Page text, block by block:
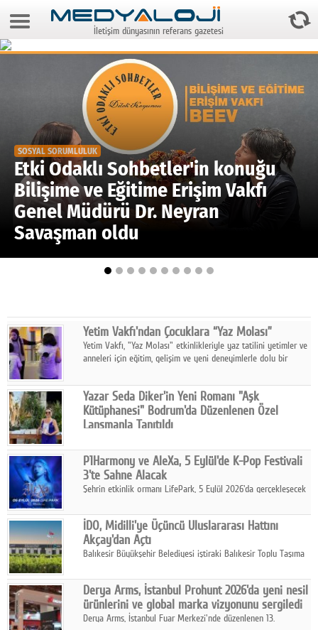
8 Ağustos 2026 7:27:40
Video Galeri
Gazeteler
Medya
Reyting-tiraj
Teknoloji
Televizyon
Facebook
Diziler
Karikatür
Youtube
Polemik
Reklam
Yazarlar
Künye
SOSYAL MEDYA
Facebook
Twitter
İletişim dünyasının referans gazetesi
SOSYAL SORUMLULUK
Etki Odaklı Sohbetler'in konuğu
Bilişime ve Eğitime Erişim Vakfı
Genel Müdürü Dr. Neyran
Savaşman oldu
Yetim Vakfı'ndan Çocuklara “Yaz Molası”
Yetim Vakfı, "Yaz Molası" etkinlikleriyle yaz tatilini yetimler ve
anneleri için eğitim, gelişim ve yeni deneyimlerle dolu bir
Yazar Seda Diker'in Yeni Romanı "Aşk
Kütüphanesi" Bodrum'da Düzenlenen Özel
Lansmanla Tanıtıldı
Diker'in 13. kitabı “Aşk Kütüphanesi” 6 Ağustos'ta Casa dell'Arte
Bodrum'da düzenlenen özel lansmanla okurlarıyla buluştu.
P1Harmony ve AleXa, 5 Eylül'de K-Pop Festivali
3'te Sahne Alacak
Şehrin etkinlik ormanı LifePark, 5 Eylül 2026'da gerçekleşecek
haritasında önemli bir destinasyon haline getirmeye
hazırlanıyor.
İDO, Midilli'ye Üçüncü Uluslararası Hattını
Akçay'dan Açtı
Balıkesir Büyükşehir Belediyesi iştiraki Balıkesir Toplu Taşıma
Midilli hattının resmi açılışı gerçekleştirildi.
Derya Arms, İstanbul Prohunt 2026'da yeni nesil
ürünlerini ve global marka vizyonunu sergiledi
Derya Arms, İstanbul Fuar Merkezi'nde düzenlenen 13.